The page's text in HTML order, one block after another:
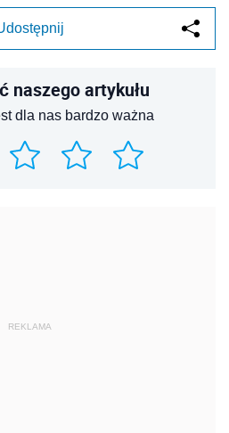
naszego artykułu
dla nas bardzo ważna
REKLAMA